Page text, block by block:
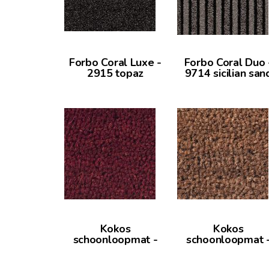
Forbo Coral Luxe -
2915 topaz
Forbo Coral Duo
9714 sicilian
Kokos
schoonloopmat -
Kokos
schoonloopmat